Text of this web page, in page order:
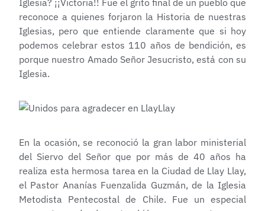
Iglesia? ¡¡Victoria!! Fue el grito final de un pueblo que
reconoce a quienes forjaron la Historia de nuestras
Iglesias, pero que entiende claramente que si hoy
podemos celebrar estos 110 años de bendición, es
porque nuestro Amado Señor Jesucristo, está con su
Iglesia.
En la ocasión, se reconoció la gran labor ministerial
del Siervo del Señor que por más de 40 años ha
realiza esta hermosa tarea en la Ciudad de Llay Llay,
el Pastor Ananías Fuenzalida Guzmán, de la Iglesia
Metodista Pentecostal de Chile. Fue un especial